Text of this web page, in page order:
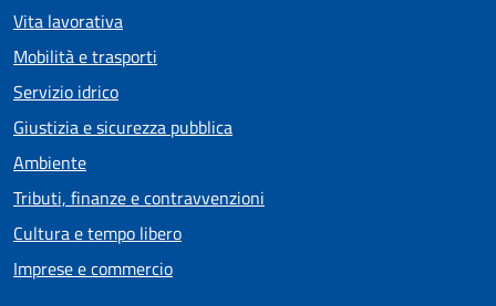
Vita lavorativa
Mobilità e trasporti
Servizio idrico
Giustizia e sicurezza pubblica
Ambiente
Tributi, finanze e contravvenzioni
Cultura e tempo libero
Imprese e commercio